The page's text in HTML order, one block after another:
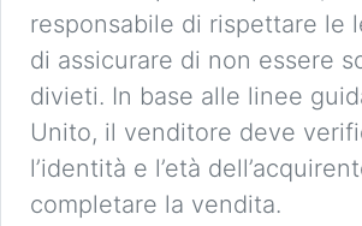
responsabile di rispettare le
di assicurare di non essere
divieti. In base alle linee
Unito, il venditore deve
l’identità e l’età
completare la vendita.